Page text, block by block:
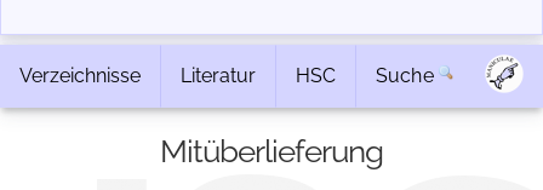
Verzeichnisse Literatur HSC Suche
Mitüberlieferung